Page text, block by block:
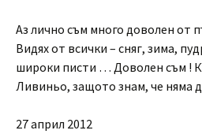
Аз лично съм много доволен от
Видях от всички – сняг, зима,
широки писти … Доволен съм !
Ливиньо, защото знам, че няма
27 април 2012